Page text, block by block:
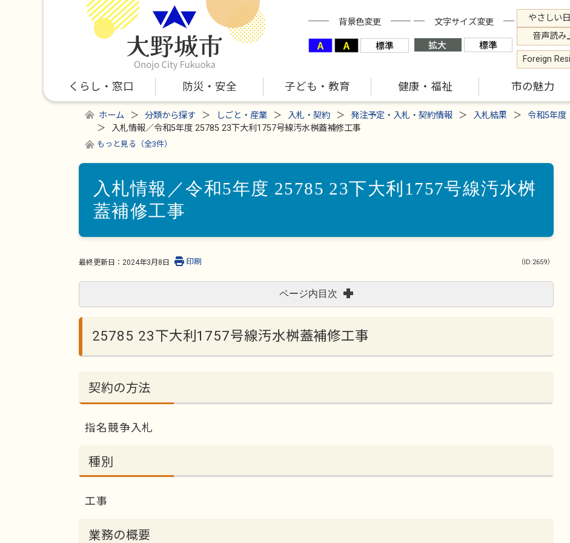
背景色変更 文字サイズ変更
やさしい
音声読み
Foreign
くらし・窓口 防災・安全 子ども・教育 健康・福祉 市の魅力
ホーム 分類から探す しごと・産業 入札・契約 発注予定・入札・契約情報 入札結果
令和5年度
入札情報／令和5年度 25785 23下大利1757号線汚水桝蓋補修工事
もっと見る（全3件）
入札情報／令和5年度 25785 23下大利1757号線汚水桝
蓋補修工事
最終更新日： 2024年3月8日 （ID:2659）
印刷
ページ内目次
25785 23下大利1757号線汚水桝蓋補修工事
契約の方法
指名競争入札
種別
工事
業務の概要